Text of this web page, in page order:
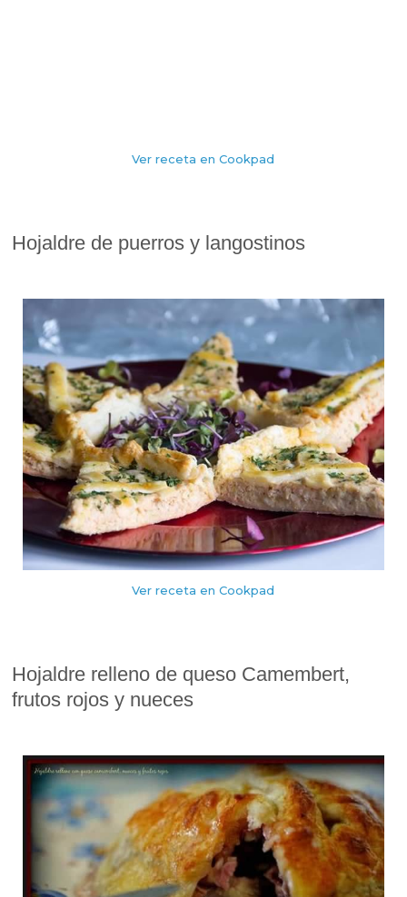
Ver receta en Cookpad
Hojaldre de puerros y langostinos
Ver receta en Cookpad
Hojaldre relleno de queso Camembert,
frutos rojos y nueces